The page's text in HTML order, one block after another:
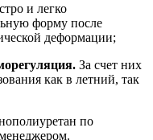
и легко
форму после
деформации;
За счет них
как в летний, так
по